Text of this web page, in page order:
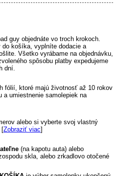
guy objednáte vo troch krokoch.
do košíka, vyplníte dodacie a
Všetko vyrábame na objednávku,
spôsobu platby expedujeme
dní.
fólií, ktoré majú životnosť až 10 rokov
a umiestnenie samolepiek na
alebo si vyberte svoj vlastný
[Zobraziť viac]
(na kapotu auta) alebo
skla, alebo zrkadlovo otočené